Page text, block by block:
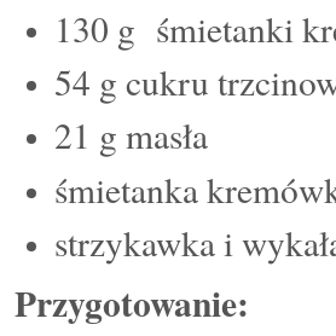
130 g śmietanki
54 g cukru
21 g masła
śmietanka
strzykawka i
Przygotowanie: